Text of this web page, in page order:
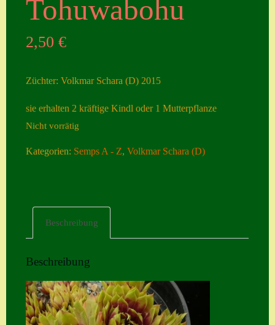
ngen
Neuheiten
Hostas
Tohuwabohu
2,50€
Züchter: Volkmar Schara (D) 2015
sie erhalten 2 kräftige Kindl oder 1 Mutterpflanze
Nicht vorrätig
Kategorien: Semps A - Z,Volkmar Schara (D)
Beschreibung
Beschreibung